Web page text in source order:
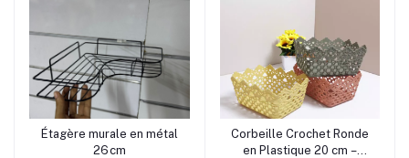
rrrrrr10 rrrrrr1
Ajouter au panier
Étagère murale en métal
26 cm
rrrrrr7 rrrrrr10 rrrrrr7
Ajouter au panier
Corbeille Crochet Ronde
en Plastique 20 cm –